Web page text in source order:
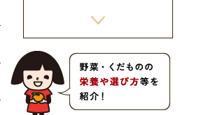
グリーンセンター渋谷